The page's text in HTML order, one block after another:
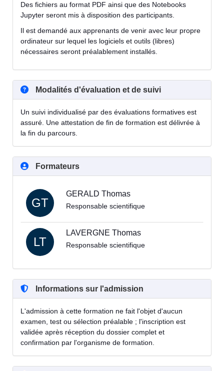
Des fichiers au format PDF ainsi que des Notebooks
Jupyter seront mis à disposition des participants.
Il est demandé aux apprenants de venir avec leur propre
ordinateur sur lequel les logiciels et outils (libres)
nécessaires seront préalablement installés.
Modalités d'évaluation et de suivi
Un suivi individualisé par des évaluations formatives est
assuré. Une attestation de fin de formation est délivrée à
la fin du parcours.
Formateurs
GT
GERALD Thomas
Responsable scientifique
LT
LAVERGNE Thomas
Responsable scientifique
Informations sur l'admission
L'admission à cette formation ne fait l'objet d'aucun
examen, test ou sélection préalable ; l'inscription est
validée après réception du dossier complet et
confirmation par l'organisme de formation.